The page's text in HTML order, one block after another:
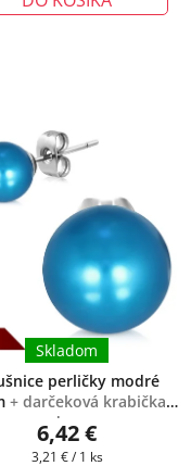
perličky modré
+ darčeková krabička
zadarmo
Skladom
6,42 €
Jednotková
3,21 € / 1 ks